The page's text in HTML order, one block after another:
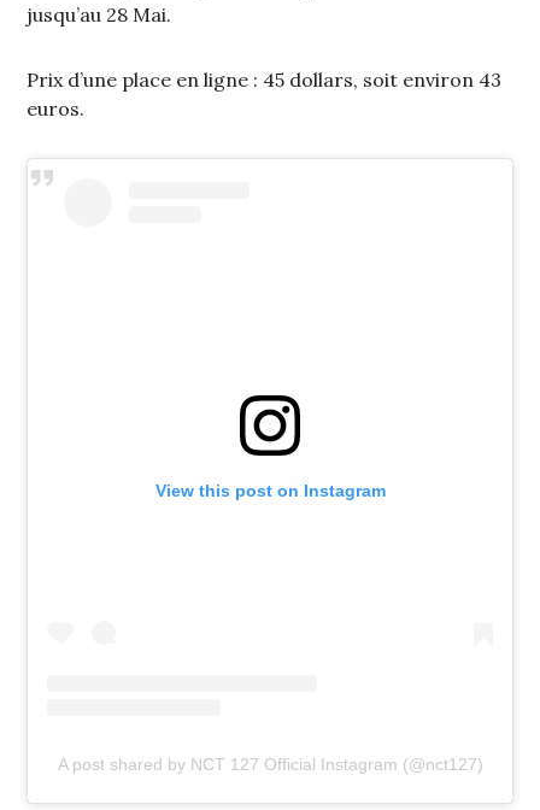
jusqu’au 28 Mai.
Prix d’une place en ligne : 45 dollars, soit environ 43
euros.
View this post on Instagram
A post shared by NCT 127 Official Instagram (@nct127)